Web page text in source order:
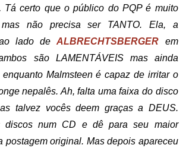
Tá certo que o público do PQP é muito
mas não precisa ser TANTO. Ela, a
ao lado deALBRECHTSBERGER
em
são LAMENTÁVEIS mas ainda
Malmsteen é capaz de irritar o
nepalês. Ah, falta uma faixa do disco
talvez vocês deem graças a DEUS.
discos num CD e dê para seu maior
postagem original. Mas depois apareceu